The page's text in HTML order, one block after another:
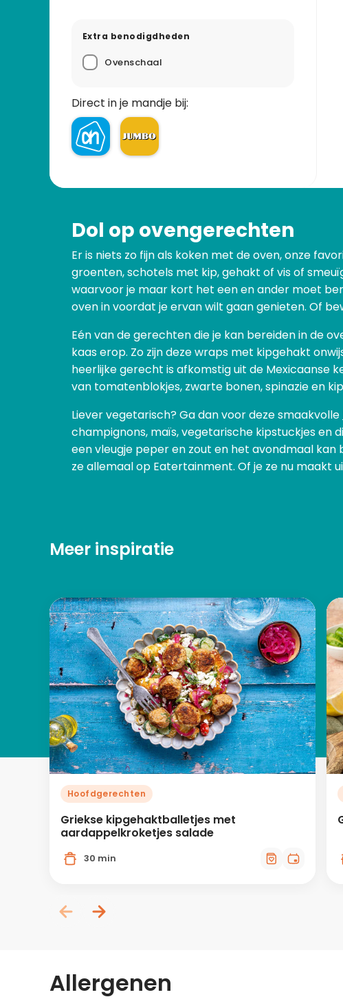
Extra benodigdheden
Ovenschaal
Direct in je mandje bij:
Dol op ovengerechten
Er is niets zo fijn als koken met de oven, onze
groenten, schotels met kip, gehakt of vis of
waarvoor je maar kort het een en ander moet
oven in voordat je ervan wilt gaan genieten. Of
Eén van de gerechten die je kan bereiden in de
kaas erop. Zo zijn deze wraps met kipgehakt
heerlijke gerecht is afkomstig uit de Mexicaanse
van tomatenblokjes, zwarte bonen, spinazie en
Liever vegetarisch? Ga dan voor deze smaakvolle
champignons, maïs, vegetarische kipstuckjes en
een vleugje peper en zout en het avondmaal kan
ze allemaal op Eatertainment. Of je ze nu maakt
Meer inspiratie
Hoofdgerechten
Griekse kipgehaktballetjes met
aardappelkroketjes salade
30 min
Allergenen